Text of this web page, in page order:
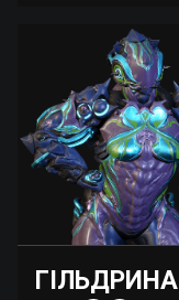
ГІЛЬДРИНА